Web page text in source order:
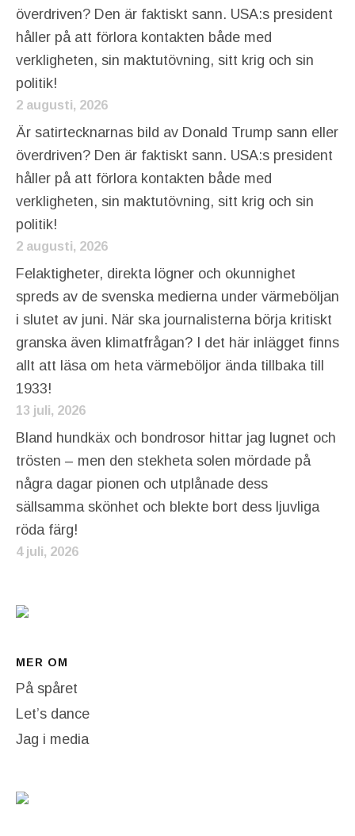
överdriven? Den är faktiskt sann. USA:s president
håller på att förlora kontakten både med
verkligheten, sin maktutövning, sitt krig och sin
politik!
2 augusti, 2026
Är satirtecknarnas bild av Donald Trump sann eller
överdriven? Den är faktiskt sann. USA:s president
håller på att förlora kontakten både med
verkligheten, sin maktutövning, sitt krig och sin
politik!
2 augusti, 2026
Felaktigheter, direkta lögner och okunnighet
spreds av de svenska medierna under värmeböljan
i slutet av juni. När ska journalisterna börja kritiskt
granska även klimatfrågan? I det här inlägget finns
allt att läsa om heta värmeböljor ända tillbaka till
1933!
13 juli, 2026
Bland hundkäx och bondrosor hittar jag lugnet och
trösten – men den stekheta solen mördade på
några dagar pionen och utplånade dess
sällsamma skönhet och blekte bort dess ljuvliga
röda färg!
4 juli, 2026
MER OM
På spåret
Let’s dance
Jag i media